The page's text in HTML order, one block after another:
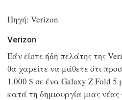
Πηγή: Verizon
Verizon
Εάν είστε ήδη πελάτης της
θα χαρείτε να μάθετε ότι
1.000 $ σε ένα Galaxy Z Fold
κατά τη δημιουργία μιας